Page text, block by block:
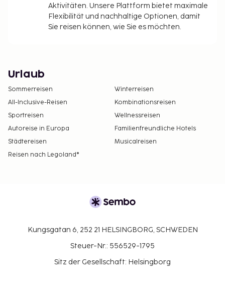
Aktivitäten. Unsere Plattform bietet maximale
Flexibilität und nachhaltige Optionen, damit
Sie reisen können, wie Sie es möchten.
Urlaub
Sommerreisen
Winterreisen
All-Inclusive-Reisen
Kombinationsreisen
Sportreisen
Wellnessreisen
Autoreise in Europa
Familienfreundliche Hotels
Städtereisen
Musicalreisen
Reisen nach Legoland®
Kungsgatan 6, 252 21 HELSINGBORG, SCHWEDEN
Steuer-Nr.: 556529-1795
Sitz der Gesellschaft: Helsingborg